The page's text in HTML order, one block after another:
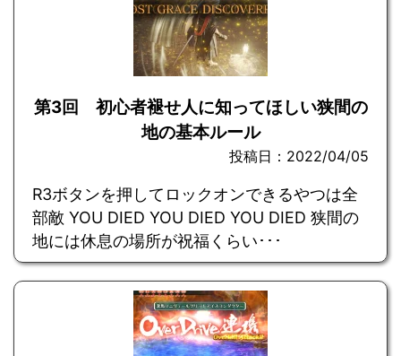
第3回 初心者褪せ人に知ってほしい狭間の
地の基本ルール
投稿日：2022/04/05
R3ボタンを押してロックオンできるやつは全
部敵 YOU DIED YOU DIED YOU DIED 狭間の
地には休息の場所が祝福くらい･･･